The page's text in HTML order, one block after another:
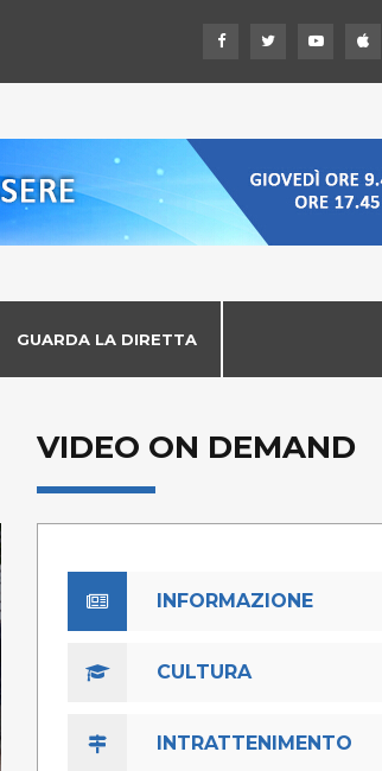
GUARDA LA DIRETTA
VIDEO ON DEMAND
INFORMAZIONE
CULTURA
INTRATTENIMENTO